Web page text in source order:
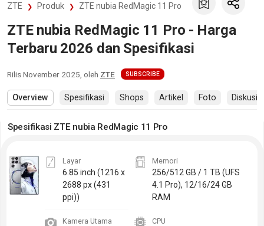
ZTE Produk ZTE nubia RedMagic 11 Pro
ZTE nubia RedMagic 11 Pro - Harga
Terbaru 2026 dan Spesifikasi
RilisNovember 2025 , oleh ZTE SUBSCRIBE
Overview Spesifikasi Shops Artikel Foto Diskusi
Spesifikasi ZTE nubia RedMagic 11 Pro
Layar
6.85 inch (1216 x
2688 px (431
ppi))
Memori
256/512 GB / 1 TB (UFS
4.1 Pro), 12/16/24 GB
RAM
Kamera Utama CPU